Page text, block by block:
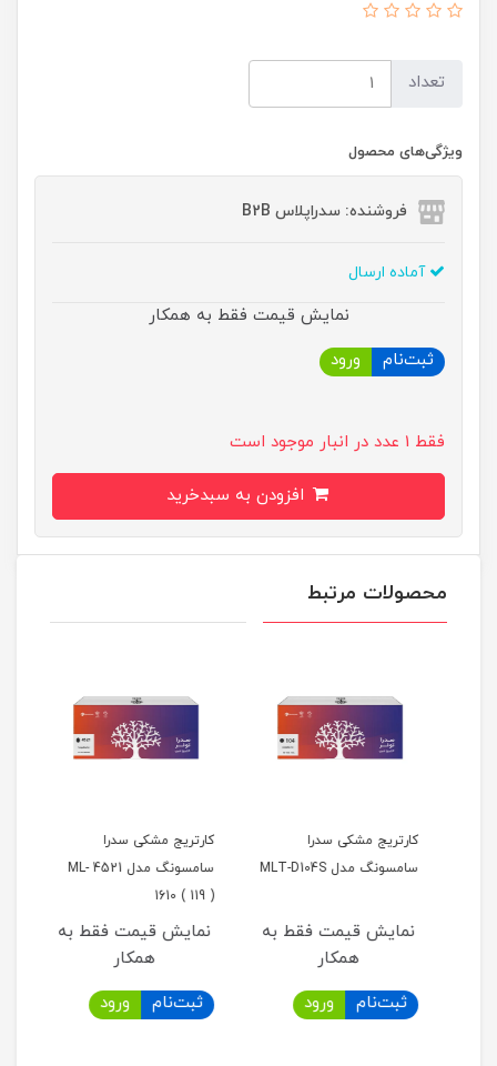
تعداد
ویژگی‌های محصول
فروشنده: سدراپلاس B2B
آماده ارسال
نمایش قیمت فقط به همکار
ثبت‌نام
ورود
فقط 1 عدد در انبار موجود است
محصولات مرتبط
کارتریج مشکی سدرا
سامسونگ مدل MLT-D104S
نمایش قیمت فقط به
همکار
ثبت‌نام
ورود
کارتریج مشکی سدرا
سامسونگ مدل 4521 ML-
1610 ( 119 )
نمایش قیمت فقط به
همکار
ثبت‌نام
ورود